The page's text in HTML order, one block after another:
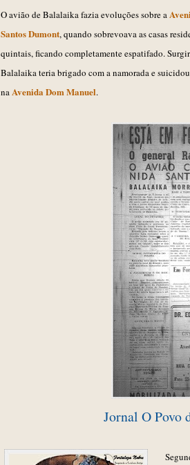
O avião deBalalaika fazia evoluções sobre a
Santos Dumont, quando sobrevoava as casas
quintais, ficando completamente espatifado.
Balalaika teria brigado com a namorada e
naAvenida Dom Manuel.
Jornal O Povo